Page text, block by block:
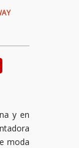
y en
moda